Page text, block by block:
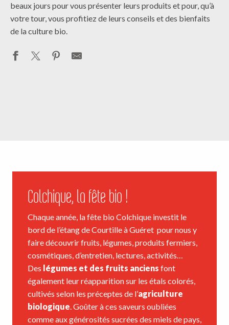
beaux jours pour vous présenter leurs produits et pour, qu’à
votre tour, vous profitiez de leurs conseils et des bienfaits
de la culture bio.
Colchique, la fête bio !
Chaque année, la fête bio Colchique investit le
bord de l’étang de Courtille à Guéret pour nous y
faire découvrir fruits, légumes, produits fermiers,
cosmétiques, d’entretien, lectures, activités…
Des légumes et des fruits anciens font
également leur réapparition sur les étals colorés,
cultivés selon les préceptes de l’agriculture
biologique. Goûter à ces saveurs oubliées
comme aux générosités sucrées des miels de pays,